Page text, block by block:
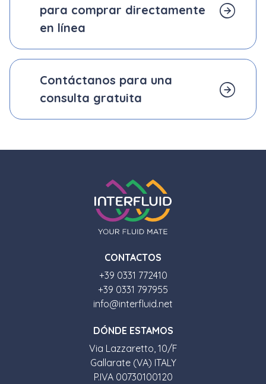
para comprar directamente
en línea
Contáctanos para una
consulta gratuita
CONTACTOS
+39 0331 772410
+39 0331 797955
info@interfluid.net
DÓNDE ESTAMOS
Via Lazzaretto, 10/F
Gallarate (VA) ITALY
P.IVA 00730100120